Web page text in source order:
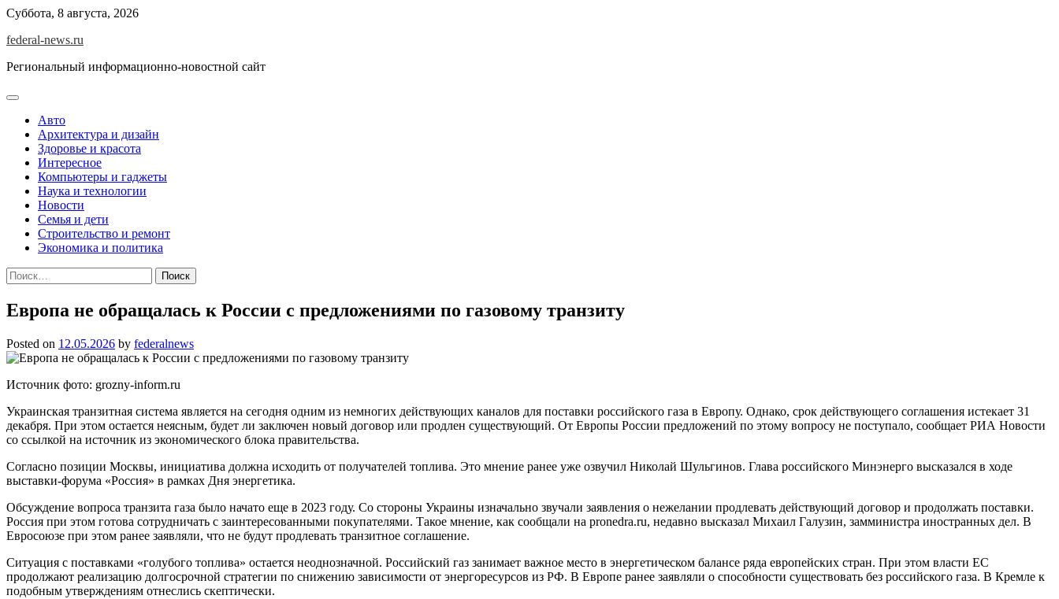
Skip
content
Суббота, 8 августа, 2026
federal-news.ru
Региональный информационно-новостной сайт
Авто
Архитектура и дизайн
Здоровье и красота
Интересное
Компьютеры и гаджеты
Наука и технологии
Новости
Семья и дети
Строительство и ремонт
Экономика и политика
Найти:
Европа не обращалась к России с предложениями по газовому транзиту
Posted on 12.05.2026 by federalnews
Источник фото: grozny-inform.ru
Украинская транзитная система является на сегодня одним из немногих действующих каналов для поставки российского газа в Европу. Однако, срок действующего соглашения истекает 31
декабря. При этом остается неясным, будет ли заключен новый договор или продлен существующий. От Европы России предложений по этому вопросу не поступало, сообщает РИА Новости
со ссылкой на источник из экономического блока правительства.
Согласно позиции Москвы, инициатива должна исходить от получателей топлива. Это мнение ранее уже озвучил Николай Шульгинов. Глава российского Минэнерго высказался в ходе
выставки-форума «Россия» в рамках Дня энергетика.
Обсуждение вопроса транзита газа было начато еще в 2023 году. Со стороны Украины изначально звучали заявления о нежелании продлевать действующий договор и продолжать поставки.
Россия при этом готова сотрудничать с заинтересованными покупателями. Такое мнение, как сообщали на pronedra.ru, недавно высказал Михаил Галузин, замминистра иностранных дел. В
Евросоюзе при этом ранее заявляли, что не будут продлевать транзитное соглашение.
Ситуация с поставками «голубого топлива» остается неоднозначной. Российский газ занимает важное место в энергетическом балансе ряда европейских стран. При этом власти ЕС
продолжают реализацию долгосрочной стратегии по снижению зависимости от энергоресурсов из РФ. В Европе ранее заявляли о способности существовать без российского газа. В Кремле к
подобным утверждениям отнеслись скептически.